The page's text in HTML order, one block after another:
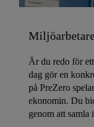
Är du redo för
dag gör en
på PreZero
ekonomin. Du
genom att samla